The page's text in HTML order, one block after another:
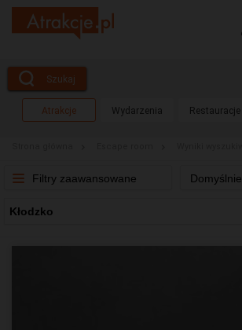
Szukaj
Atrakcje Wydarzenia Restauracje
Filtry zaawansowane Domyślnie
Kłodzko